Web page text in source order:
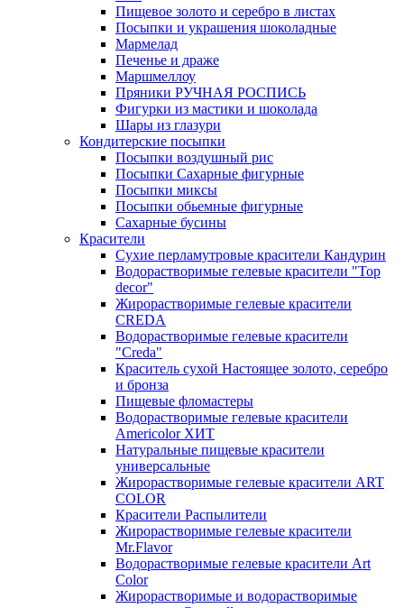
Пищевое золото и серебро в листах
Посыпки и украшения шоколадные
Мармелад
Печенье и драже
Маршмеллоу
Пряники РУЧНАЯ РОСПИСЬ
Фигурки из мастики и шоколада
Шары из глазури
Кондитерские посыпки
Посыпки воздушный рис
Посыпки Сахарные фигурные
Посыпки миксы
Посыпки обьемные фигурные
Сахарные бусины
Красители
Сухие перламутровые красители Кандурин
Водорастворимые гелевые красители "Top
decor"
Жирорастворимые гелевые красители
CREDA
Водорастворимые гелевые красители
"Creda"
Краситель сухой Настоящее золото, серебро
и бронза
Пищевые фломастеры
Водорастворимые гелевые красители
Americolor ХИТ
Натуральные пищевые красители
универсальные
Жирорастворимые гелевые красители ART
COLOR
Красители Распылители
Жирорастворимые гелевые красители
Mr.Flavor
Водорастворимые гелевые красители Art
Color
Жирорастворимые и водорастворимые